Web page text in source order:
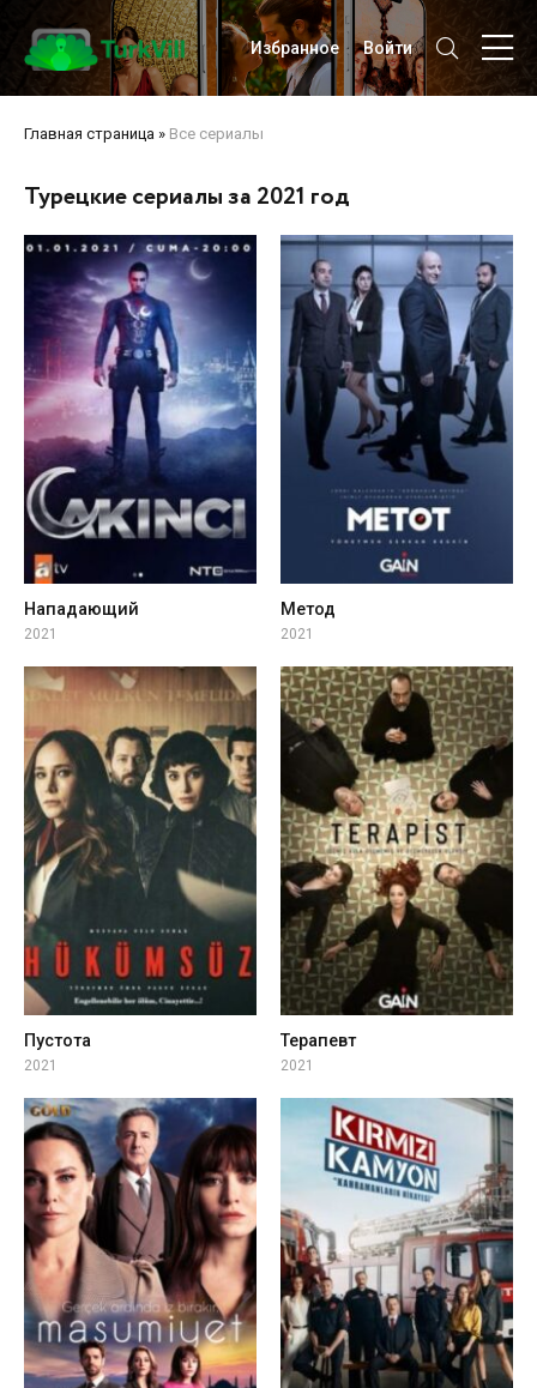
Избранное Войти
Главная страница » Все сериалы
Турецкие сериалы за 2021 год
Нападающий
2021
Метод
2021
Пустота
2021
Терапевт
2021